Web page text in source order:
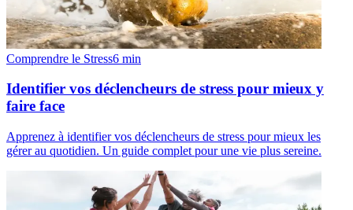
Comprendre le Stress6 min
Identifier vos déclencheurs de stress pour mieux y
faire face
Apprenez à identifier vos déclencheurs de stress pour mieux les
gérer au quotidien. Un guide complet pour une vie plus sereine.